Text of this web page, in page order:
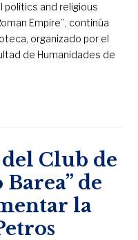
politics and religious
Empire”, continúa
organizado por el
de Humanidades de
Club de
de
la